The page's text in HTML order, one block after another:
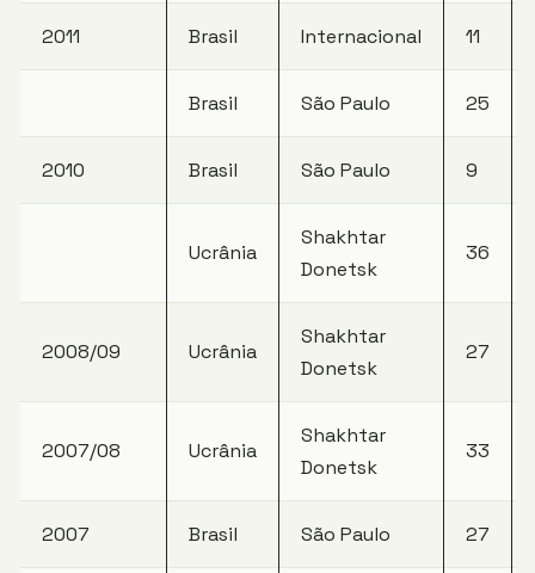
2011 Brasil Internacional 11
Brasil São Paulo 25
2010 Brasil São Paulo 9
Ucrânia
Shakhtar
Donetsk
36
2008/09 Ucrânia
Shakhtar
Donetsk
27
2007/08 Ucrânia
Shakhtar
Donetsk
33
2007 Brasil São Paulo 27